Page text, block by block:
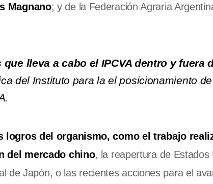
Magnano; y de la Federación Agraria
lleva a cabo el IPCVA dentro y fuera
del Instituto para la el posicionamiento
logros del organismo, como el trabajo
del mercado chino, la reapertura de Estados
de Japón, o las recientes acciones para el